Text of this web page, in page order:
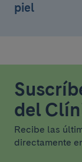
piel
del
Recibe las
directamente